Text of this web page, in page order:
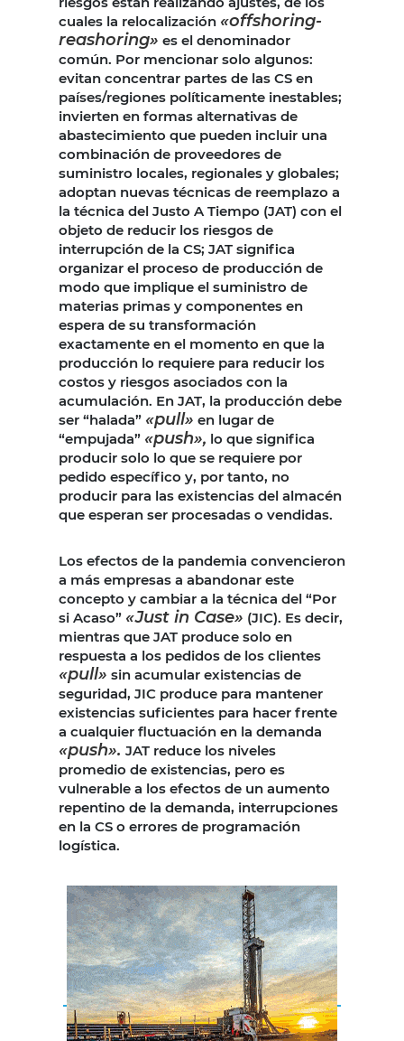
cuales la relocalización «offshoring-
reashoring» es el denominador
común. Por mencionar solo algunos:
evitan concentrar partes de las CS en
países/regiones políticamente inestables;
invierten en formas alternativas de
abastecimiento que pueden incluir una
combinación de proveedores de
suministro locales, regionales y globales;
adoptan nuevas técnicas de reemplazo a
la técnica del Justo A Tiempo (JAT) con el
objeto de reducir los riesgos de
interrupción de la CS; JAT significa
organizar el proceso de producción de
modo que implique el suministro de
materias primas y componentes en
espera de su transformación
exactamente en el momento en que la
producción lo requiere para reducir los
costos y riesgos asociados con la
acumulación. En JAT, la producción debe
ser “halada” «pull» en lugar de
“empujada” «push», lo que significa
producir solo lo que se requiere por
pedido específico y, por tanto, no
producir para las existencias del almacén
que esperan ser procesadas o vendidas.
Los efectos de la pandemia convencieron
a más empresas a abandonar este
concepto y cambiar a la técnica del “Por
si Acaso” «Just in Case» (JIC). Es decir,
mientras que JAT produce solo en
respuesta a los pedidos de los clientes
«pull» sin acumular existencias de
seguridad, JIC produce para mantener
existencias suficientes para hacer frente
a cualquier fluctuación en la demanda
«push». JAT reduce los niveles
promedio de existencias, pero es
vulnerable a los efectos de un aumento
repentino de la demanda, interrupciones
en la CS o errores de programación
logística.